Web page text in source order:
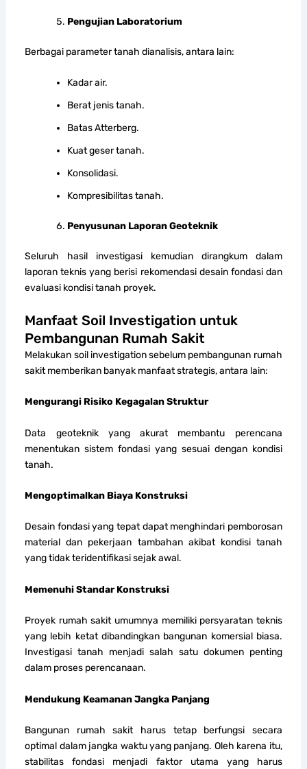
Pengujian Laboratorium
Berbagai parameter tanah dianalisis, antara lain:
Kadar air.
Berat jenis tanah.
Batas Atterberg.
Kuat geser tanah.
Konsolidasi.
Kompresibilitas tanah.
Penyusunan Laporan Geoteknik
Seluruh hasil investigasi kemudian dirangkum dalam
laporan teknis yang berisi rekomendasi desain fondasi dan
evaluasi kondisi tanah proyek.
Manfaat Soil Investigation untuk
Pembangunan Rumah Sakit
Melakukan soil investigation sebelum pembangunan rumah
sakit memberikan banyak manfaat strategis, antara lain:
Mengurangi Risiko Kegagalan Struktur
Data geoteknik yang akurat membantu perencana
menentukan sistem fondasi yang sesuai dengan kondisi
tanah.
Mengoptimalkan Biaya Konstruksi
Desain fondasi yang tepat dapat menghindari pemborosan
material dan pekerjaan tambahan akibat kondisi tanah
yang tidak teridentifikasi sejak awal.
Memenuhi Standar Konstruksi
Proyek rumah sakit umumnya memiliki persyaratan teknis
yang lebih ketat dibandingkan bangunan komersial biasa.
Investigasi tanah menjadi salah satu dokumen penting
dalam proses perencanaan.
Mendukung Keamanan Jangka Panjang
Bangunan rumah sakit harus tetap berfungsi secara
optimal dalam jangka waktu yang panjang. Oleh karena itu,
stabilitas fondasi menjadi faktor utama yang harus